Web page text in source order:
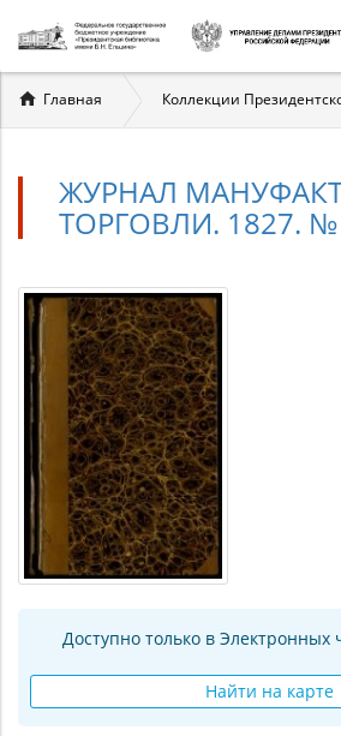
Вы
здесь
Главная Коллекции
ЖУРНАЛ
ТОРГОВЛИ. 1827. №
Доступно только в Электронных
Найти на карте